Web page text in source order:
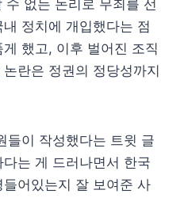
수 없는 논리로 무죄를 선
정치에 개입했다는 점
했고, 이후 벌어진 조직
란은 정권의 정당성까지
들이 작성했다는 트윗 글
는 게 드러나면서 한국
어있는지 잘 보여준 사